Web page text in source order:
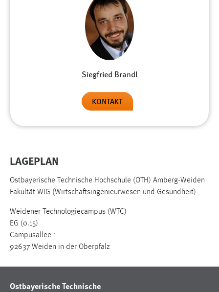
Siegfried Brandl
KONTAKT
LAGEPLAN
Ostbayerische Technische Hochschule (OTH) Amberg-Weiden
Fakultät WIG (Wirtschaftsingenieurwesen und Gesundheit)
Weidener Technologiecampus (WTC)
EG (0.15)
Campusallee 1
92637 Weiden in der Oberpfalz
Ostbayerische Technische
Conversion-Tracking
EXTERNE MEDIEN
Um Inhalte von Videoplattformen und Social Media
externen Medien Cookies gesetzt.
Vimeo